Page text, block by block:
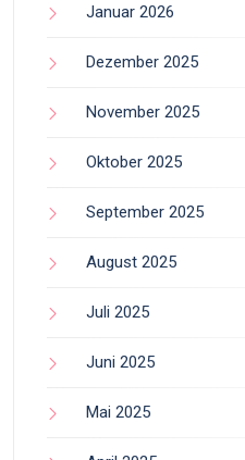
Januar 2026
Dezember 2025
November 2025
Oktober 2025
September 2025
August 2025
Juli 2025
Juni 2025
Mai 2025